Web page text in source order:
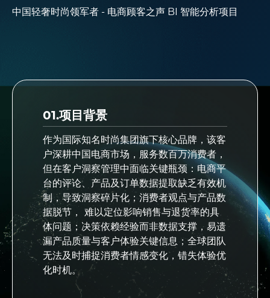
中国轻奢时尚领军者 - 电商顾客之声 BI 智能分析项目
01.项目背景
作为国际知名时尚集团旗下核心品牌，该客
户深耕中国电商市场，服务数百万消费者，
但在客户洞察管理中面临关键瓶颈：电商平
台的评论、产品及订单数据提取缺乏有效机
制，导致洞察碎片化；消费者观点与产品数
据脱节， 难以定位影响销售与退货率的具
体问题；决策依赖经验而非数据支撑，易遗
漏产品质量与客户体验关键信息；全球团队
无法及时捕捉消费者情感变化，错失体验优
化时机。